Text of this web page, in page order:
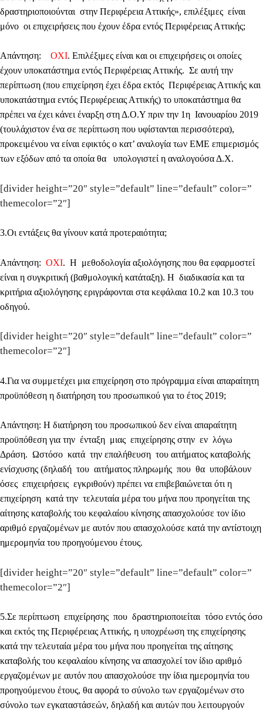
δραστηριοποιούνται στην Περιφέρεια Αττικής», επιλέξιμες είναι
μόνο οι επιχειρήσεις που έχουν έδρα εντός Περιφέρειας Αττικής;
Απάντηση: ΟΧΙ. Επιλέξιμες είναι και οι επιχειρήσεις οι οποίες
έχουν υποκατάστημα εντός Περιφέρειας Αττικής. Σε αυτή την
περίπτωση (που επιχείρηση έχει έδρα εκτός Περιφέρειας Αττικής και
υποκατάστημα εντός Περιφέρειας Αττικής) το υποκατάστημα θα
πρέπει να έχει κάνει έναρξη στη Δ.Ο.Υ πριν την 1η Ιανουαρίου 2019
(τουλάχιστον ένα σε περίπτωση που υφίστανται περισσότερα),
προκειμένου να είναι εφικτός ο κατ’ αναλογία των ΕΜΕ επιμερισμός
των εξόδων από τα οποία θα υπολογιστεί η αναλογούσα Δ.Χ.
[divider height=”20″ style=”default” line=”default” color=”
themecolor=”2″]
3.Οι εντάξεις θα γίνουν κατά προτεραιότητα;
Απάντηση: ΟΧΙ. Η μεθοδολογία αξιολόγησης που θα εφαρμοστεί
είναι η συγκριτική (βαθμολογική κατάταξη). Η διαδικασία και τα
κριτήρια αξιολόγησης εριγράφονται στα κεφάλαια 10.2 και 10.3 του
οδηγού.
[divider height=”20″ style=”default” line=”default” color=”
themecolor=”2″]
4.Για να συμμετέχει μια επιχείρηση στο πρόγραμμα είναι απαραίτητη
προϋπόθεση η διατήρηση του προσωπικού για το έτος 2019;
Απάντηση: Η διατήρηση του προσωπικού δεν είναι απαραίτητη
προϋπόθεση για την ένταξη μιας επιχείρησης στην εν λόγω
Δράση. Ωστόσο κατά την επαλήθευση του αιτήματος καταβολής
ενίσχυσης (δηλαδή του αιτήματος πληρωμής που θα υποβάλουν
όσες επιχειρήσεις εγκριθούν) πρέπει να επιβεβαιώνεται ότι η
επιχείρηση κατά την τελευταία μέρα του μήνα που προηγείται της
αίτησης καταβολής του κεφαλαίου κίνησης απασχολούσε τον ίδιο
αριθμό εργαζομένων με αυτόν που απασχολούσε κατά την αντίστοιχη
ημερομηνία του προηγούμενου έτους.
[divider height=”20″ style=”default” line=”default” color=”
themecolor=”2″]
5.Σε περίπτωση επιχείρησης που δραστηριοποιείται τόσο εντός όσο
και εκτός της Περιφέρειας Αττικής, η υποχρέωση της επιχείρησης
κατά την τελευταία μέρα του μήνα που προηγείται της αίτησης
καταβολής του κεφαλαίου κίνησης να απασχολεί τον ίδιο αριθμό
εργαζομένων με αυτόν που απασχολούσε την ίδια ημερομηνία του
προηγούμενου έτους, θα αφορά το σύνολο των εργαζομένων στο
σύνολο των εγκαταστάσεών, δηλαδή και αυτών που λειτουργούν